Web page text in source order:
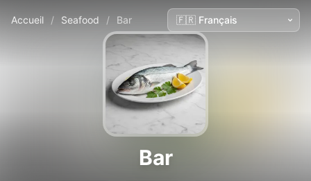
Accueil / Seafood / Bar
Bar